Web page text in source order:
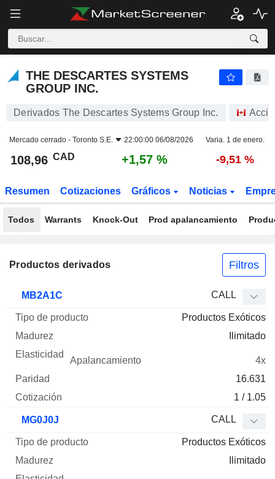
THE DESCARTES SYSTEMS
GROUP INC.
Derivados The Descartes Systems Group Inc.
Mercado cerrado - Toronto S.E. 22:00:00 06/08/2026 Varia. 1 de enero.
108,96 CAD +1,57 % -9,51 %
Resumen Cotizaciones Gráficos Noticias
Todos Warrants Knock-Out Prod apalancamiento
Productos derivados Filtros
MB2A1C CALL
Productos Exóticos
Ilimitado
4x
16.631
1 / 1.05
MG0J0J CALL
Productos Exóticos
Ilimitado